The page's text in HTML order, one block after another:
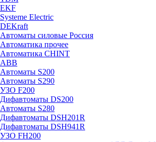
EKF
Systeme Electric
DEKraft
Автоматы силовые Россия
Автоматика прочее
Автоматика CHINT
ABB
Автоматы S200
Автоматы S290
УЗО F200
Дифавтоматы DS200
Автоматы S280
Дифавтоматы DSH201R
Дифавтоматы DSH941R
УЗО FH200